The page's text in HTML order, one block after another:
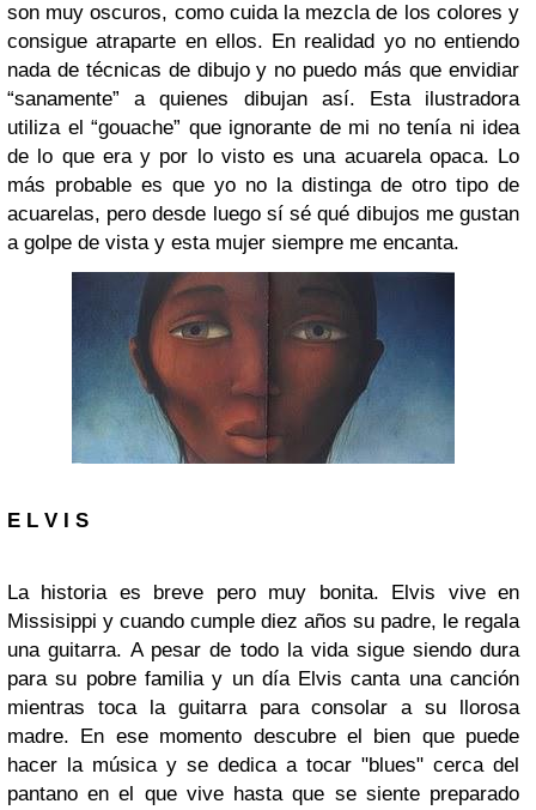
son muy oscuros, como cuida la mezcla de los colores y
consigue atraparte en ellos. En realidad yo no entiendo
nada de técnicas de dibujo y no puedo más que envidiar
“sanamente” a quienes dibujan así. Esta ilustradora
utiliza el “gouache” que ignorante de mi no tenía ni idea
de lo que era y por lo visto es una acuarela opaca. Lo
más probable es que yo no la distinga de otro tipo de
acuarelas, pero desde luego sí sé qué dibujos me gustan
a golpe de vista y esta mujer siempre me encanta.
E L V I S
La historia es breve pero muy bonita. Elvis vive en
Missisippi y cuando cumple diez años su padre, le regala
una guitarra. A pesar de todo la vida sigue siendo dura
para su pobre familia y un día Elvis canta una canción
mientras toca la guitarra para consolar a su llorosa
madre. En ese momento descubre el bien que puede
hacer la música y se dedica a tocar "blues" cerca del
pantano en el que vive hasta que se siente preparado